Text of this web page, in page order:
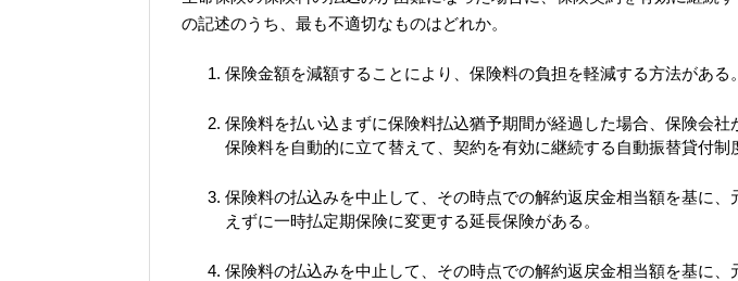
の記述のうち、最も不適切なものはどれか。
保険金額を減額することにより、保険料の負担を軽減する方法がある。
保険料を払い込まずに保険料払込猶予期間が経過した場合、保険会社
保険料を自動的に立て替えて、契約を有効に継続する自動振替貸付制
保険料の払込みを中止して、その時点での解約返戻金相当額を基に、
えずに一時払定期保険に変更する延長保険がある。
保険料の払込みを中止して、その時点での解約返戻金相当額を基に、